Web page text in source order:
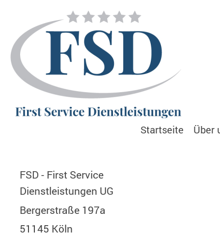
Startseite Über
FSD - First Service
Dienstleistungen UG
Bergerstraße 197a
51145 Köln